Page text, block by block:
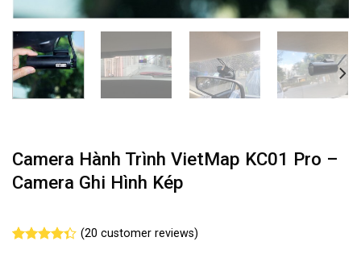
Camera Hành Trình VietMap KC01 Pro –
Camera Ghi Hình Kép
(20 customer reviews)